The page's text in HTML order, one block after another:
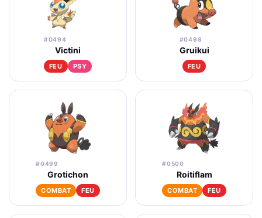
#0494
Victini
FEU PSY
#0498
Gruikui
FEU
#0499
Grotichon
COMBAT FEU
#0500
Roitiflam
COMBAT FEU